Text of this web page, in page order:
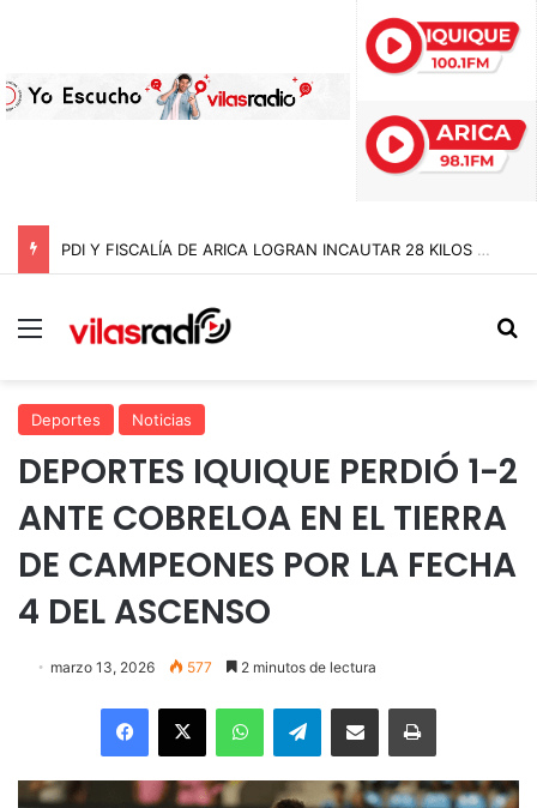
PDI Y FISCALÍA DE ARICA LOGRAN INCAUTAR 28 KILOS DE MARIHUANA OCULTOS EN UN CAMIÓN DE ALTO TONELAJE EN CHUNGARÁ
Menú
Deportes Noticias
DEPORTES IQUIQUE PERDIÓ 1-2
ANTE COBRELOA EN EL TIERRA
DE CAMPEONES POR LA FECHA
4 DEL ASCENSO
marzo 13, 2026 577 2 minutos de lectura
Facebook
X WhatsAppTelegramEnviar vía email Imprimir